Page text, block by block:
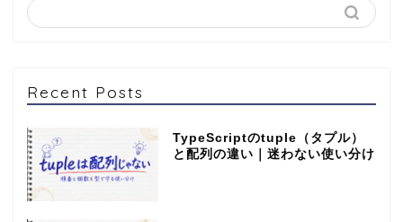
Recent Posts
TypeScriptのtuple（タプル）
と配列の違い｜迷わない使い分け